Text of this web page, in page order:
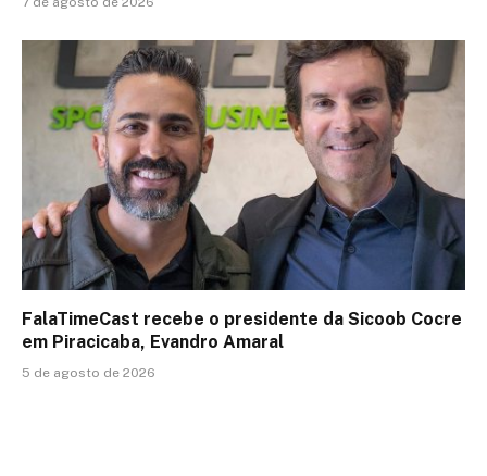
FalaTimeCast recebe o presidente da Sicoob Cocre
em Piracicaba, Evandro Amaral
5 de agosto de 2026